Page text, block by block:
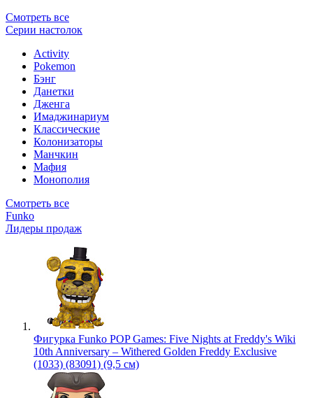
Смотреть все
Серии настолок
Activity
Pokemon
Бэнг
Данетки
Дженга
Имаджинариум
Классические
Колонизаторы
Манчкин
Мафия
Монополия
Смотреть все
Funko
Лидеры продаж
Фигурка Funko POP Games: Five Nights at Freddy's Wiki
10th Anniversary – Withered Golden Freddy Exclusive
(1033) (83091) (9,5 см)